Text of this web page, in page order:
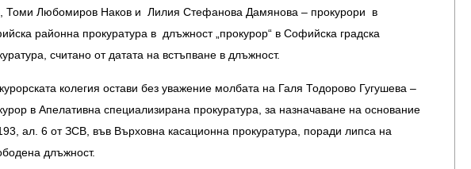
Томи Любомиров Наков и Лилия Стефанова Дамянова – прокурори в
районна прокуратура в длъжност „прокурор“ в Софийска градска
считано от датата на встъпване в длъжност.
колегия остави без уважение молбата на Галя Тодорово Гугушева –
в Апелативна специализирана прокуратура, за назначаване на основание
ал. 6 от ЗСВ, във Върховна касационна прокуратура, поради липса на
длъжност.